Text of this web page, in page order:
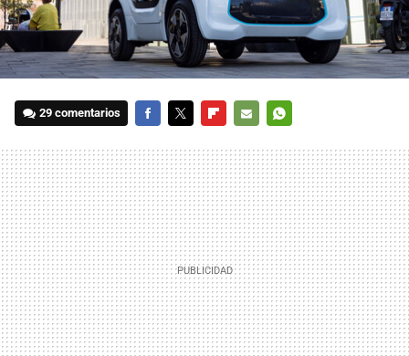
29 comentarios
MAIL